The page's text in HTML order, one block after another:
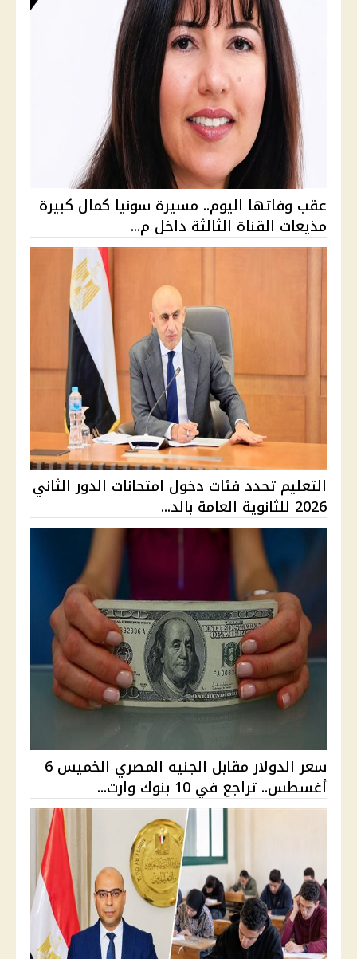
عقب وفاتها اليوم.. مسيرة سونيا كمال كبيرة
مذيعات القناة الثالثة داخل م...
التعليم تحدد فئات دخول امتحانات الدور الثاني
2026 للثانوية العامة بالد...
سعر الدولار مقابل الجنيه المصري الخميس 6
أغسطس.. تراجع في 10 بنوك وارت...